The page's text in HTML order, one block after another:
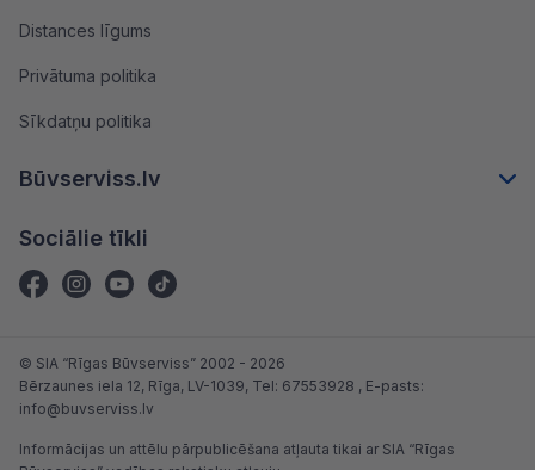
Distances līgums
Privātuma politika
Sīkdatņu politika
Būvserviss.lv
Sociālie tīkli
© SIA “Rīgas Būvserviss” 2002 - 2026
Bērzaunes iela 12, Rīga, LV-1039, Tel: 67553928 , E-pasts:
info@buvserviss.lv
Informācijas un attēlu pārpublicēšana atļauta tikai ar SIA “Rīgas